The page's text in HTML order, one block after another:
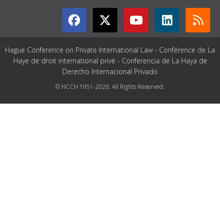
Hague Conference on Private International Law - Conférence de La
Haye de droit international privé - Conferencia de La Haya de
Derecho Internacional Privado
© HCCH 1951-2026. All Rights Reserved.